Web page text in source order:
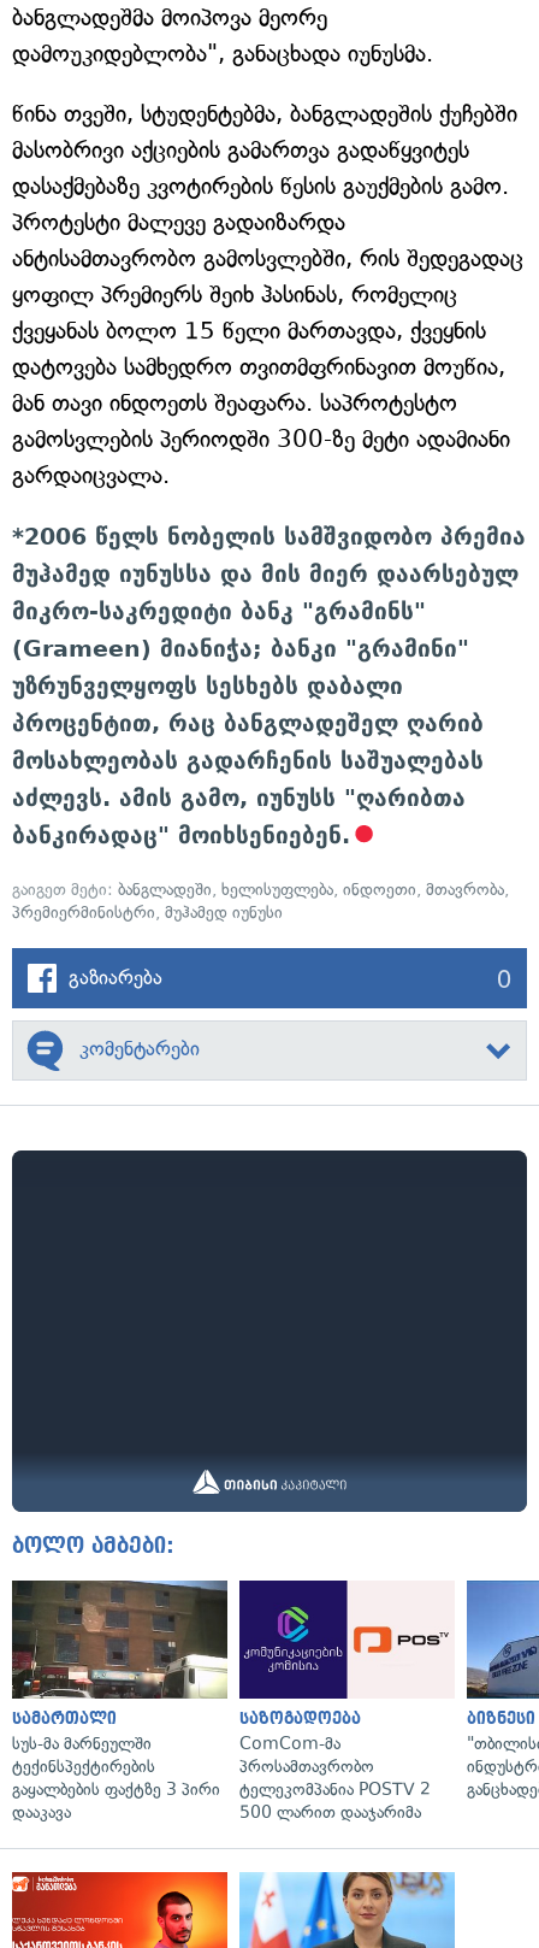
ბანგლადეშმა მოიპოვა მეორე
დამოუკიდებლობა", განაცხადა იუნუსმა.
წინა თვეში, სტუდენტებმა, ბანგლადეშის ქუჩებში
მასობრივი აქციების გამართვა გადაწყვიტეს
დასაქმებაზე კვოტირების წესის გაუქმების გამო.
პროტესტი მალევე გადაიზარდა
ანტისამთავრობო გამოსვლებში, რის შედეგადაც
ყოფილ პრემიერს შეიხ ჰასინას, რომელიც
ქვეყანას ბოლო 15 წელი მართავდა, ქვეყნის
დატოვება სამხედრო თვითმფრინავით მოუწია,
მან თავი ინდოეთს შეაფარა. საპროტესტო
გამოსვლების პერიოდში 300-ზე მეტი ადამიანი
გარდაიცვალა.
*2006 წელს ნობელის სამშვიდობო პრემია
მუჰამედ იუნუსსა და მის მიერ დაარსებულ
მიკრო-საკრედიტი ბანკ "გრამინს"
(Grameen) მიანიჭა; ბანკი "გრამინი"
უზრუნველყოფს სესხებს დაბალი
პროცენტით, რაც ბანგლადეშელ ღარიბ
მოსახლეობას გადარჩენის საშუალებას
აძლევს. ამის გამო, იუნუსს "ღარიბთა
ბანკირადაც" მოიხსენიებენ.
გაიგეთ მეტი: ბანგლადეში, ხელისუფლება, ინდოეთი, მთავრობა,
პრემიერმინისტრი, მუჰამედ იუნუსი
გაზიარება 0
კომენტარები
ბოლო ამბები:
სამართალი
სუს-მა მარნეულში
ტექინსპექტირების
გაყალბების ფაქტზე 3 პირი
დააკავა
საზოგადოება
ComCom-მა
პროსამთავრობო
ტელეკომპანია POSTV 2
500 ლარით დააჯარიმა
ბიზნესი